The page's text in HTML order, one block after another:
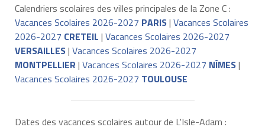
Calendriers scolaires des villes principales de la Zone C :
Vacances Scolaires 2026-2027 PARIS| Vacances Scolaires
2026-2027 CRETEIL | Vacances Scolaires 2026-2027
VERSAILLES| Vacances Scolaires 2026-2027
MONTPELLIER | Vacances Scolaires 2026-2027 NÎMES|
Vacances Scolaires 2026-2027 TOULOUSE
Dates des vacances scolaires autour de L'Isle-Adam :